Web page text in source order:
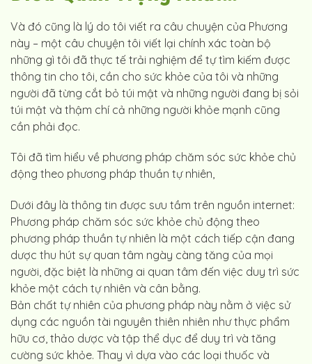
Và đó cũng là lý do tôi viết ra câu chuyện của Phương
này – một câu chuyện tôi viết lại chính xác toàn bộ
những gì tôi đã thực tế trải nghiệm để tự tìm kiếm được
thông tin cho tôi, cần cho sức khỏe của tôi và những
người đã từng cắt bỏ túi mật và những người đang bị sỏi
túi mật và thậm chí cả những người khỏe mạnh cũng
cần phải đọc.
Tôi đã tìm hiểu về phương pháp chăm sóc sức khỏe chủ
động theo phương pháp thuần tự nhiên,
Dưới đây là thông tin được sưu tầm trên nguồn internet:
Phương pháp chăm sóc sức khỏe chủ động theo
phương pháp thuần tự nhiên là một cách tiếp cận đang
dược thu hút sự quan tâm ngày càng tăng của mọi
người, đặc biệt là những ai quan tâm đến việc duy trì sức
khỏe một cách tự nhiên và cân bằng.
Bản chất tự nhiên của phương pháp này nằm ở việc sử
dụng các nguồn tài nguyên thiên nhiên như thực phẩm
hữu cơ, thảo dược và tập thể dục để duy trì và tăng
cường sức khỏe. Thay vì dựa vào các loại thuốc và